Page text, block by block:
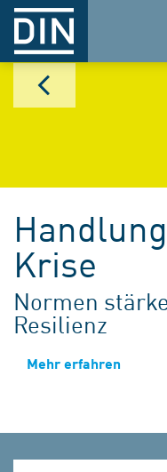
Krise
Normen
Resilienz
Mehr erfahren